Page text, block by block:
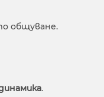
общуване.
.